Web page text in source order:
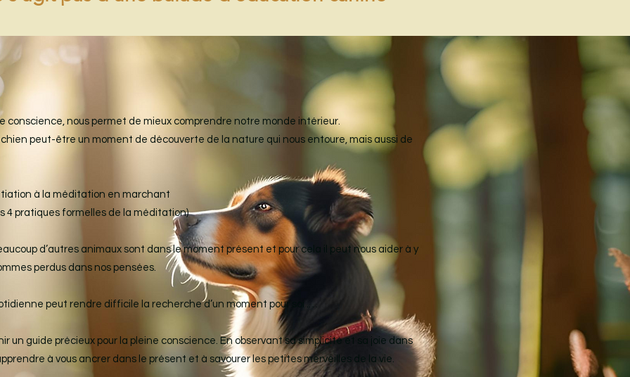
conscience, nous permet de mieux comprendre notre monde intérieur.
peut-être un moment de découverte de la nature qui nous entoure, mais aussi de
à la méditation en marchant
4 pratiques formelles de la méditation)
d’autres animaux sont dans le moment présent et pour cela il peut nous aider à y
perdus dans nos pensées.
peut rendre difficile la recherche d’un moment pour soi .…
un guide précieux pour la pleine conscience. En observant sa simplicité et sa joie dans
à vous ancrer dans le présent et à savourer les petites merveilles de la vie.